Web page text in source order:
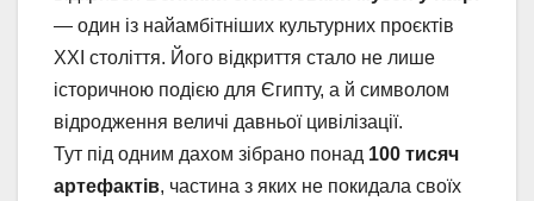
— один із найамбітніших культурних проєктів
XXI століття. Його відкриття стало не лише
історичною подією для Єгипту, а й символом
відродження величі давньої цивілізації.
Тут під одним дахом зібрано понад 100 тисяч
артефактів, частина з яких не покидала своїх